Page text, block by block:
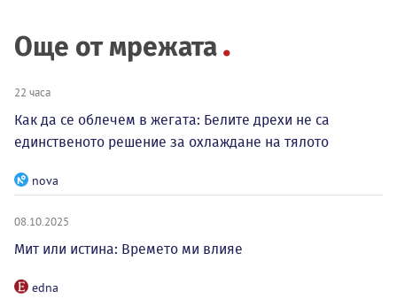
Още от мрежата
22 часа
Как да се облечем в жегата: Белите дрехи не са
единственото решение за охлаждане на тялото
nova
08.10.2025
Мит или истина: Времето ми влияе
edna